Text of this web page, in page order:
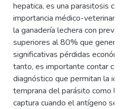
hepatica, es una parasitosis
importancia médico-
la ganadería lechera con
superiores al 80% que
significativas pérdidas
tanto, es importante contar
diagnóstico que permitan la
temprana del parásito como
captura cuando el antígeno se